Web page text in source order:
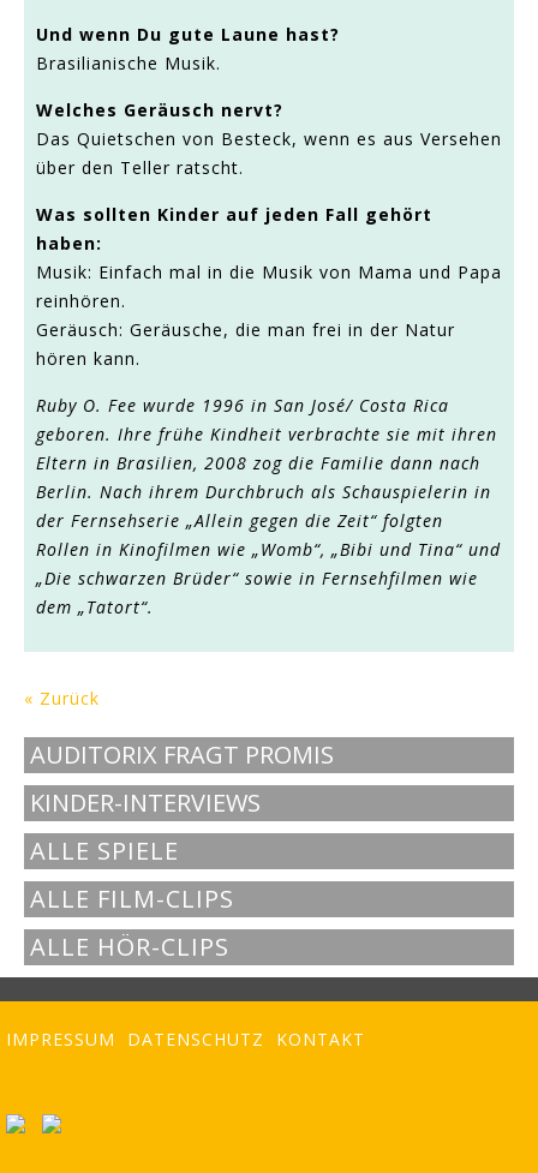
Und wenn Du gute Laune hast?
Brasilianische Musik.
Welches Geräusch nervt?
Das Quietschen von Besteck, wenn es aus Versehen
über den Teller ratscht.
Was sollten Kinder auf jeden Fall gehört
haben:
Musik: Einfach mal in die Musik von Mama und Papa
reinhören.
Geräusch: Geräusche, die man frei in der Natur
hören kann.
Ruby O. Fee wurde 1996 in San José/ Costa Rica
geboren. Ihre frühe Kindheit verbrachte sie mit ihren
Eltern in Brasilien, 2008 zog die Familie dann nach
Berlin. Nach ihrem Durchbruch als Schauspielerin in
der Fernsehserie „Allein gegen die Zeit“ folgten
Rollen in Kinofilmen wie „Womb“, „Bibi und Tina“ und
„Die schwarzen Brüder“ sowie in Fernsehfilmen wie
dem „Tatort“.
« Zurück
AUDITORIX FRAGT PROMIS
KINDER-INTERVIEWS
ALLE SPIELE
ALLE FILM-CLIPS
ALLE HÖR-CLIPS
IMPRESSUM DATENSCHUTZ KONTAKT